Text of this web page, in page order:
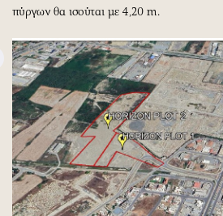
πύργων θα ισούται με 4,20 m.